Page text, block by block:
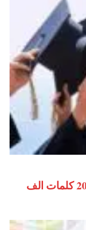
اجدد رسائل تهنئة نتيجة الثانوية العامة 2026 كلمات الف